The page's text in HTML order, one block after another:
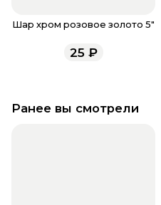
Шар хром розовое золото 5"
25₽
Ранее вы смотрели